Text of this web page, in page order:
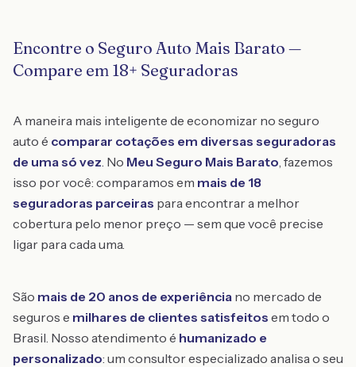
Encontre o Seguro Auto Mais Barato —
Compare em 18+ Seguradoras
A maneira mais inteligente de economizar no seguro
auto é comparar cotações em diversas seguradoras
de uma só vez. No Meu Seguro Mais Barato, fazemos
isso por você: comparamos em mais de 18
seguradoras parceiras para encontrar a melhor
cobertura pelo menor preço — sem que você precise
ligar para cada uma.
São mais de 20 anos de experiência no mercado de
seguros e milhares de clientes satisfeitos em todo o
Brasil. Nosso atendimento é humanizado e
personalizado: um consultor especializado analisa o seu